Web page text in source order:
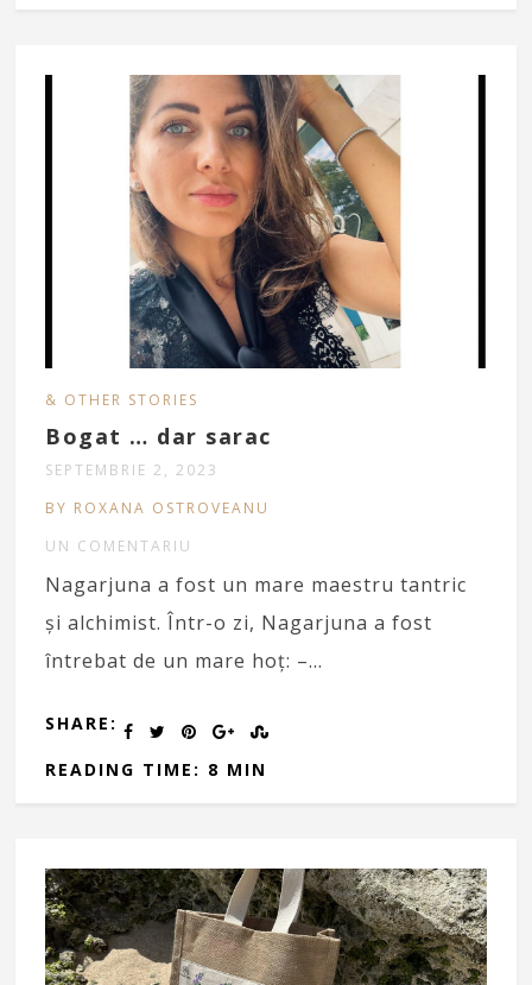
& OTHER STORIES
Bogat … dar sarac
SEPTEMBRIE 2, 2023
BY ROXANA OSTROVEANU
UN COMENTARIU
Nagarjuna a fost un mare maestru tantric
și alchimist. Într-o zi, Nagarjuna a fost
întrebat de un mare hoț: –…
SHARE:
READING TIME: 8 MIN